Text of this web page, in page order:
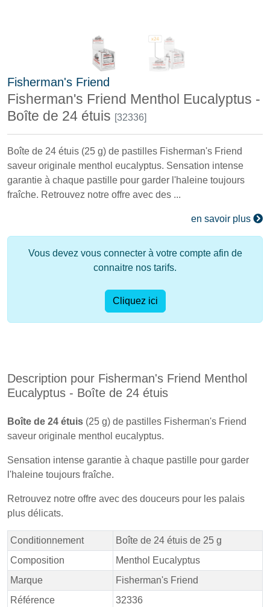
Fisherman's Friend
Fisherman's Friend Menthol Eucalyptus -
Boîte de 24 étuis [32336]
Boîte de 24 étuis (25 g) de pastilles Fisherman's Friend
saveur originale menthol eucalyptus. Sensation intense
garantie à chaque pastille pour garder l'haleine toujours
fraîche. Retrouvez notre offre avec des ...
en savoir plus
Vous devez vous connecter à votre compte afin de
connaitre nos tarifs.
Cliquez ici
Description pour Fisherman's Friend Menthol
Eucalyptus - Boîte de 24 étuis
Boîte de 24 étuis (25 g) de pastilles Fisherman's Friend
saveur originale menthol eucalyptus.
Sensation intense garantie à chaque pastille pour garder
l'haleine toujours fraîche.
Retrouvez notre offre avec des douceurs pour les palais
plus délicats.
Conditionnement
Boîte de 24 étuis de 25 g
Composition
Menthol Eucalyptus
Marque
Fisherman's Friend
Référence
32336